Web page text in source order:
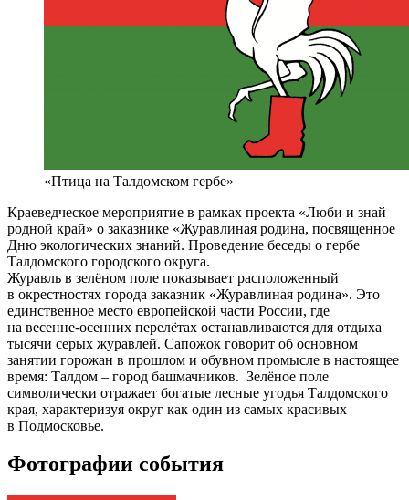
«Птица на Талдомском гербе»
Краеведческое мероприятие в рамках проекта «Люби и знай
родной край» о заказнике «Журавлиная родина, посвященное
Дню экологических знаний. Проведение беседы о гербе
Талдомского городского округа.
Журавль в зелёном поле показывает расположенный
в окрестностях города заказник «Журавлиная родина». Это
единственное место европейской части России, где
на весенне-осенних перелётах останавливаются для отдыха
тысячи серых журавлей. Сапожок говорит об основном
занятии горожан в прошлом и обувном промысле в настоящее
время: Талдом – город башмачников. Зелёное поле
символически отражает богатые лесные угодья Талдомского
края, характеризуя округ как один из самых красивых
в Подмосковье.
Фотографии события